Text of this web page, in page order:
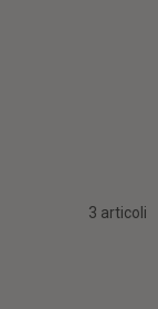
3 articoli